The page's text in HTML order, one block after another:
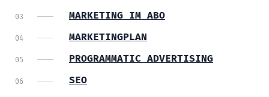
MARKETING IM ABO
MARKETINGPLAN
PROGRAMMATIC ADVERTISING
SEO